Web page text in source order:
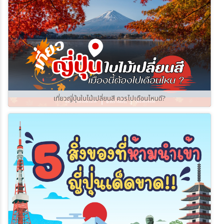
เที่ยวญี่ปุ่นใบไม้เปลี่ยนสี ควรไปเดือนไหนดี?